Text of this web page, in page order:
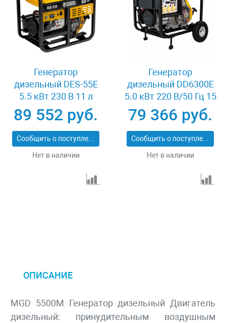
Генератор
дизельный DES-55E
5.5 кВт 230 В 11 л
электростартер
Denzel 94414
89 552 руб.
Сообщить о поступлении
Нет в наличии
Генератор
дизельный DD6300Е
5.0 кВт 220 В/50 Гц 15
л электростартер
Denzel 94657
79 366 руб.
Сообщить о поступлении
Нет в наличии
ОПИСАНИЕ
MGD 5500M Генератор дизельный Двигатель
дизельный: принудительным воздушным